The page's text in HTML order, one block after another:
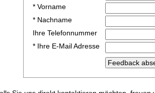
* Vorname
* Nachname
Ihre Telefonnummer
* Ihre E-Mail Adresse